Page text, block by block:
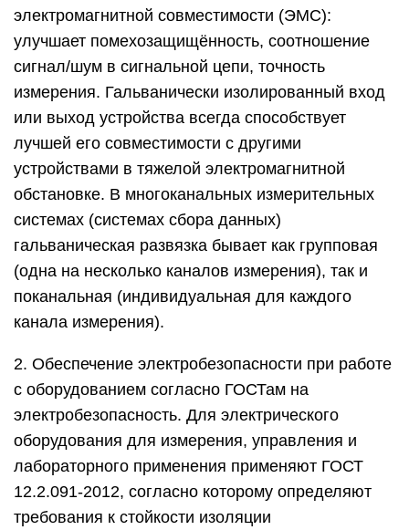
электромагнитной совместимости (ЭМС):
улучшает помехозащищённость, соотношение
сигнал/шум в сигнальной цепи, точность
измерения. Гальванически изолированный вход
или выход устройства всегда способствует
лучшей его совместимости с другими
устройствами в тяжелой электромагнитной
обстановке. В многоканальных измерительных
системах (системах сбора данных)
гальваническая развязка бывает как групповая
(одна на несколько каналов измерения), так и
поканальная (индивидуальная для каждого
канала измерения).
2. Обеспечение электробезопасности при работе
с оборудованием согласно ГОСТам на
электробезопасность. Для электрического
оборудования для измерения, управления и
лабораторного применения применяют ГОСТ
12.2.091-2012, согласно которому определяют
требования к стойкости изоляции